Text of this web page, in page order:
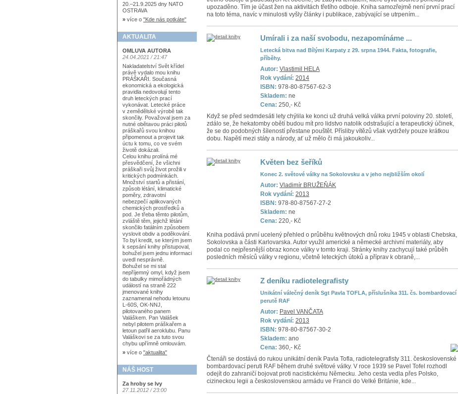
20.–21.9.2025 dny NATO
OSTRAVA
» více o "Kde nás potkáte"
AKTUALITA
OMLUVA AUTORA
24.04.2021 / 21:47
Nakladatelství Svět křídel
právě vydalo mou knihu
PRÁŠKAŘI. Současná
ekonomická a ekologická
pravidla nedovolují tento
druh leteckých prací
vykonávat. Letecké práce
v zemědělské výrobě tak
skončily. Považoval jsem za
nutné obětavou práci pilotů
práškařů svou knihou
připomenout a projevit tak
úctu k tomu, co ve svém
životě dokázali.
Celou knihu prolíná mé
přesvědčení, že všichni
práškaři svůj život prožili v
kritických podmínkách.
Množství startů a přistání,
způsob létání, klimatické
poměry, zdravotní
nebezpečí aplikovaných
chemických prostředků a
pod. Je třeba těmto pilotům,
zvláště těm, jejichž létání
skončilo fatálním způsobem
vyslovit obdiv a poděkování.
To byl kredit, se kterým jsem
k sepsání knihy přistupoval,
bohužel jsem jednu informaci
uvedl nesprávně.
Bohužel se mi stal
nepříjemný omyl, když jsem
do tabulky mimořádných
událostí na straně 222
jmenované knihy
zaznamenal nehodu letounu
L-60S, OK-NNJ,
pilotovaného panem
Valáškem. Pan Valášek
nebyl pilotem práškařem a
letoun patřil aeroklubu. Panu
Valáškovi se za tuto svou
chybu upřímně omlouvám.
» více o "aktualita"
NÁŠ HOST
Za hroby se lvy
27.11.2012 / 23:00
upozaděno. Tím je účast žen na aktivitách třetího odboje. Kniha samozřejmě není první prací
na toto téma, navíc v minulosti vyšly články i publikace, zabývající se utrpením...
Umírali i za naší svobodu, nezapomínáme ...
Letecká bitva nad Bílými Karpaty z 29. srpna 1944. Fakta, fotografie,
příběhy.
Autor: Vlastimil HELA
Rok vydání: 2014
ISBN: 978-80-87567-62-3
Skladem: ne
Cena: 250,- Kč
Když se před sedmdesáti lety chýlila ke konci už druhá velká válka první poloviny 20. století,
zdálo se, že hekatomby obětí budou mít pro lidstvo natolik odstrašující a terapeutický účinek,
že se do podobných šíleností přestane pouštět. Přísliby vítězů však vydržely pouze krátkou
dobu. Napětí mezi státy a národy, ať už mělo či má jakoukoliv...
Květen bez šeříků
Konec 2. světové války na Sokolovsku a v jeho nejbližším okolí
Autor: Vladimír BRUŽEŇÁK
Rok vydání: 2013
ISBN: 978-80-87567-27-2
Skladem: ne
Cena: 220,- Kč
Kniha podává první ucelený přehled o průběhu květnových dnů roku 1945 v oblasti Chebska,
Sokolovska a části Karlovarska. Autor využil americké a německé archivní materiály, aby
podal co nejpřesnější obraz konce války v tomto kraji. Stránky knihy zachycují také průběh
posledních měsíců války v regionu, včetně leteckých útoků a příprav k obraně,...
Z deníku radiotelegrafisty
Unikátní válečný deník Sgt Pavla TOFLA, příslušníka 311. čs. bombardovací
perutě RAF
Autor: Pavel VANČATA
Rok vydání: 2013
ISBN: 978-80-87567-30-2
Skladem: ano
Cena: 360,- Kč
Čtenáři se dostává do rukou unikátní deník Pavla Tofla, radiotelegrafisty 311. československé
bombardovací peruti RAF během druhé světové války. V roce 1939 se Pavel Tofel rozhodl
odejít do zahraničí bojovat proti nacistickému Německu. Jeho cesta vedla přes Polsko,
cizineckou legii a československou armádu ve Francii do Velké Británie, kde...